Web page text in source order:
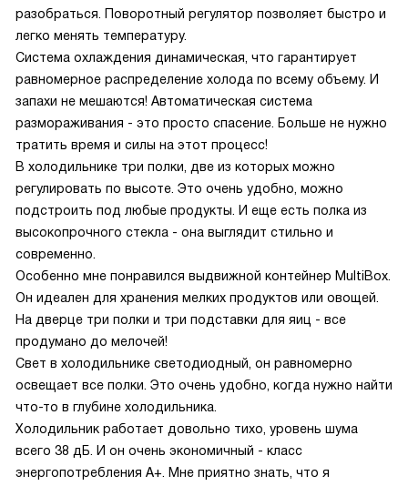
разобраться. Поворотный регулятор позволяет быстро и
легко менять температуру.
Система охлаждения динамическая, что гарантирует
равномерное распределение холода по всему объему. И
запахи не мешаются! Автоматическая система
размораживания - это просто спасение. Больше не нужно
тратить время и силы на этот процесс!
В холодильнике три полки, две из которых можно
регулировать по высоте. Это очень удобно, можно
подстроить под любые продукты. И еще есть полка из
высокопрочного стекла - она выглядит стильно и
современно.
Особенно мне понравился выдвижной контейнер MultiBox.
Он идеален для хранения мелких продуктов или овощей.
На дверце три полки и три подставки для яиц - все
продумано до мелочей!
Свет в холодильнике светодиодный, он равномерно
освещает все полки. Это очень удобно, когда нужно найти
что-то в глубине холодильника.
Холодильник работает довольно тихо, уровень шума
всего 38 дБ. И он очень экономичный - класс
энергопотребления A+. Мне приятно знать, что я